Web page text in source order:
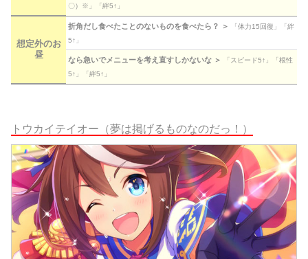
〇）※」「絆5↑」
想定外のお
昼
折角だし食べたことのないものを食べたら？ ＞
「体力15回復」「絆
5↑」
なら急いでメニューを考え直すしかないな ＞
「スピード5↑」「根性
5↑」「絆5↑」
トウカイテイオー（夢は掲げるものなのだっ！）